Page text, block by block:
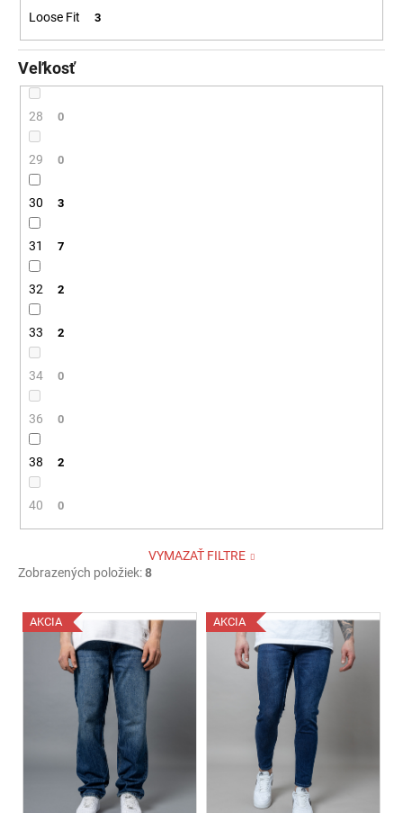
Loose Fit 3
Veľkosť
28 0
29 0
30 3
31 7
32 2
33 2
34 0
36 0
38 2
40 0
VYMAZAŤ FILTRE
Zobrazených položiek:8
VAKCIA AKCIA